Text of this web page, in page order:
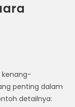
kenang-
penting dalam
detailnya: